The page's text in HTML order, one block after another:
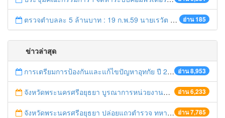
อ่าน 185
ตรวจตำบลละ 5 ล้านบาท : 19 ก.พ.59 นายเรวัต ประสงค์ รอง ผวจ.1 ลงพื้นที่ อ.ท่าเรือ
ข่าวล่าสุด
อ่าน 8,953
การเตรียมการป้องกันและแก้ไขปัญหาอุทกัย ปี 2561
อ่าน 6,233
จังหวัดพระนครศรีอยุธยา บูรณาการหน่วยงานที่เกี่ยวข้อง ลงพื้นที่จัดระเบียบและดำเนินมาตรการตามบทลงโทษสูงสุดกับผู้ประกอบการร้านค้าที่ยังฝ่าฝืนตั้งร้านค้ารุกล้ำเขตพื้นที่ทางหลวง เตรียมความปลอดภัยก่อนเทศกาลสงกรานต์
อ่าน 7,785
จังหวัดพระนครศรีอยุธยา ปล่อยแถวตำรวจ ทหาร ฝ่ายปกครอง กว่า 100 นาย ตรวจเข้มท่ารถสาธารณะ สถานีขนส่งรถโดยสาร วินรถตู้ และสถานีรถไฟ เตรียมรับมือเทศกาลสงกรานต์